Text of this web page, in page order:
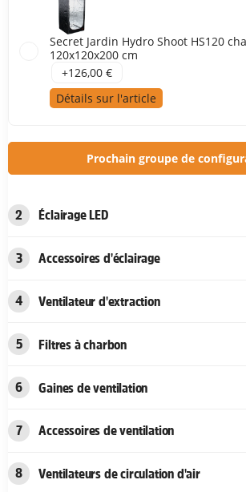
Secret Jardin Hydro Shoot HS120
120x120x200 cm
+126,00 €
Détails sur l'article
Prochain groupe de
2 Éclairage LED
3 Accessoires d'éclairage
4 Ventilateur d'extraction
5 Filtres à charbon
6 Gaines de ventilation
7 Accessoires de ventilation
8 Ventilateurs de circulation d'air